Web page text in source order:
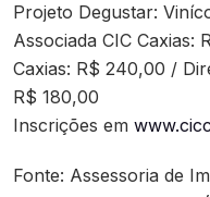
Projeto Degustar:
Associada CIC Caxias:
Caxias: R$ 240,00 /
R$ 180,00
Inscrições em
Fonte: Assessoria de